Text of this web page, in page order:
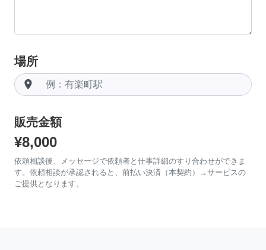
場所
room
販売金額
¥8,000
依頼相談後、メッセージで依頼者と仕事詳細のすり合わせができま
す。依頼相談が承認されると、前払い決済（本契約）→サービスの
ご提供となります。